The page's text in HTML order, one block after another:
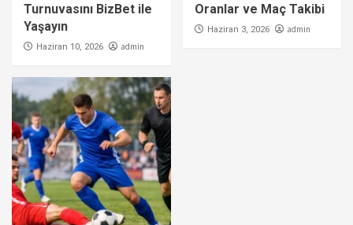
Turnuvasını BizBet ile
Yaşayın
Haziran 10, 2026 admin
Oranlar ve Maç Takibi
Haziran 3, 2026 admin